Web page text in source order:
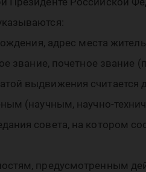
адрес места
звание, почетное звание
выдвижения считается
(научным, научно-
совета, на котором
предусмотренным